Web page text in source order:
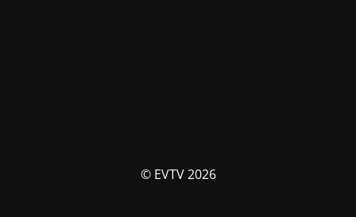
© EVTV 2026